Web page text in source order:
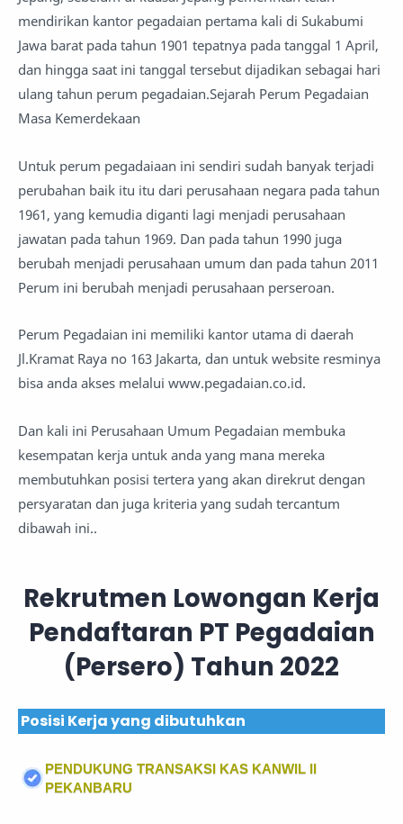
mendirikan kantor pegadaian pertama kali di Sukabumi
Jawa barat pada tahun 1901 tepatnya pada tanggal 1 April,
dan hingga saat ini tanggal tersebut dijadikan sebagai hari
ulang tahun perum pegadaian.Sejarah Perum Pegadaian
Masa Kemerdekaan
Untuk perum pegadaiaan ini sendiri sudah banyak terjadi
perubahan baik itu itu dari perusahaan negara pada tahun
1961, yang kemudia diganti lagi menjadi perusahaan
jawatan pada tahun 1969. Dan pada tahun 1990 juga
berubah menjadi perusahaan umum dan pada tahun 2011
Perum ini berubah menjadi perusahaan perseroan.
Perum Pegadaian ini memiliki kantor utama di daerah
Jl.Kramat Raya no 163 Jakarta, dan untuk website resminya
bisa anda akses melalui www.pegadaian.co.id.
Dan kali ini Perusahaan Umum Pegadaian membuka
kesempatan kerja untuk anda yang mana mereka
membutuhkan posisi tertera yang akan direkrut dengan
persyaratan dan juga kriteria yang sudah tercantum
dibawah ini..
Rekrutmen Lowongan Kerja
Pendaftaran PT Pegadaian
(Persero) Tahun 2022
Posisi Kerja yang dibutuhkan
PENDUKUNG TRANSAKSI KAS KANWIL II
PEKANBARU